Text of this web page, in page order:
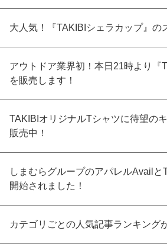
大人気！『TAKIBIシェラカップ』の
アウトドア業界初！本日21時より
を販売します！
TAKIBIオリジナルTシャツに待望の
販売中！
しまむらグループのアパレルAvail
開始されました！
カテゴリごとの人気記事ランキング